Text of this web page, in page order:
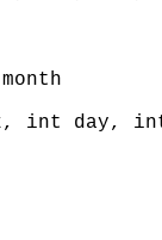
, int day,